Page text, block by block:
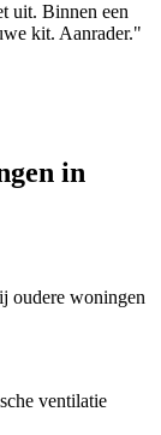
uit. Binnen een
kit. Aanrader."
in
oudere woningen
ventilatie